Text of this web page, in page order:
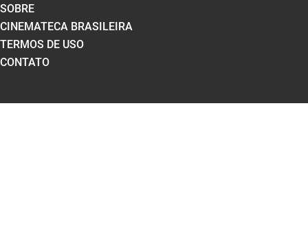
SOBRE
CINEMATECA BRASILEIRA
TERMOS DE USO
CONTATO